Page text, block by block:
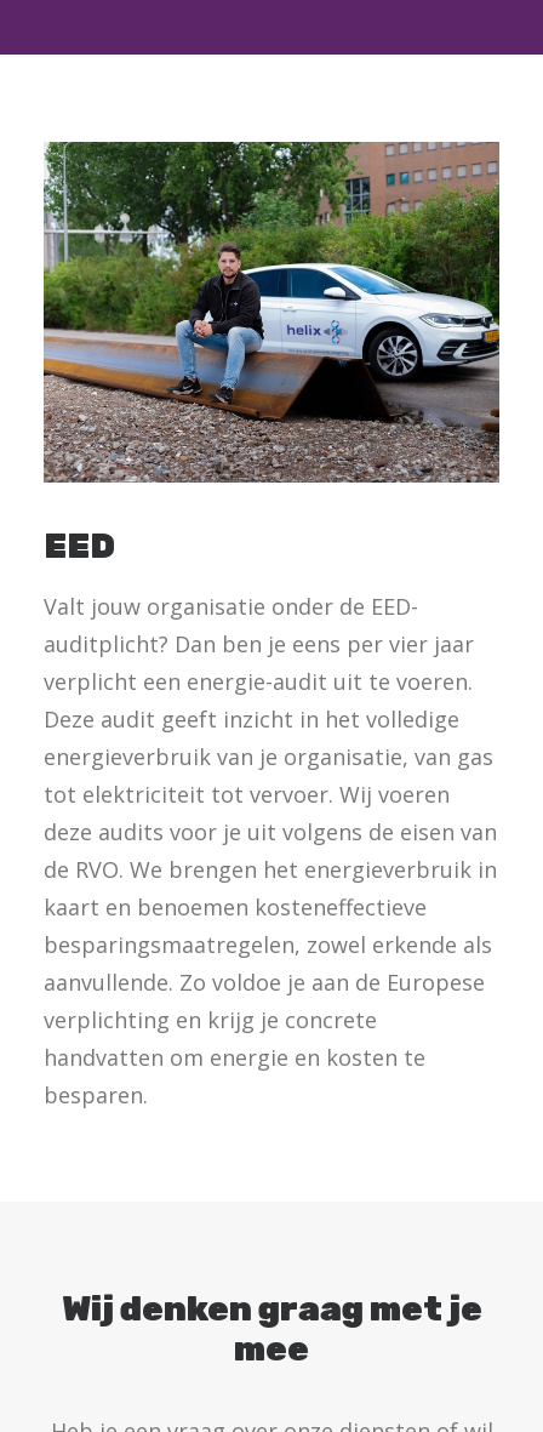
EED
Valt jouw organisatie onder de EED-
auditplicht? Dan ben je eens per vier jaar
verplicht een energie-audit uit te voeren.
Deze audit geeft inzicht in het volledige
energieverbruik van je organisatie, van gas
tot elektriciteit tot vervoer. Wij voeren
deze audits voor je uit volgens de eisen van
de RVO. We brengen het energieverbruik in
kaart en benoemen kosteneffectieve
besparingsmaatregelen, zowel erkende als
aanvullende. Zo voldoe je aan de Europese
verplichting en krijg je concrete
handvatten om energie en kosten te
besparen.
Wij denken graag met je
mee